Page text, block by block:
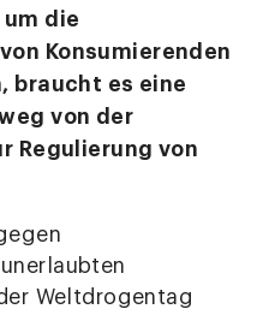
die
Konsumierenden
braucht es eine
von der
Regulierung von
Weltdrogentag